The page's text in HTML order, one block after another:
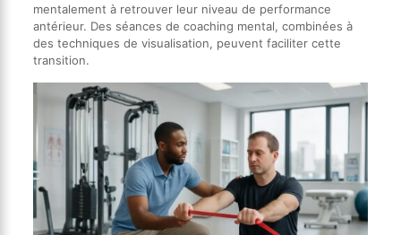
mentalement à retrouver leur niveau de performance
antérieur. Des séances de coaching mental, combinées à
des techniques de visualisation, peuvent faciliter cette
transition.